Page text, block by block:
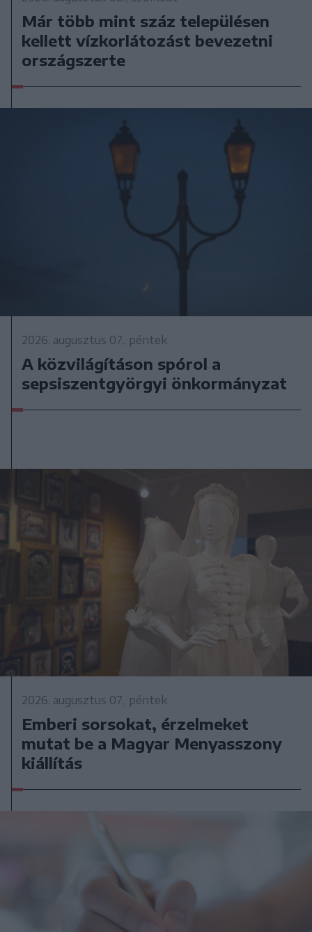
Már több mint száz településen
kellett vízkorlátozást bevezetni
országszerte
2026. augusztus 07., péntek
A közvilágításon spórol a
sepsiszentgyörgyi önkormányzat
2026. augusztus 07., péntek
Emberi sorsokat, érzelmeket
mutat be a Magyar Menyasszony
kiállítás